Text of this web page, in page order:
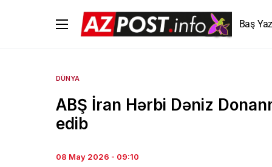
Baş
DÜNYA
ABŞ İran Hərbi Dəniz
edib
08 May 2026 - 09:10